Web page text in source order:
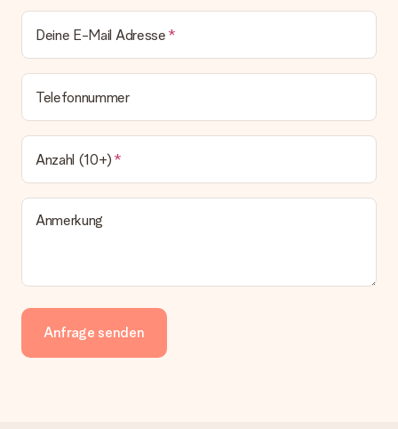
Deine E-Mail Adresse
Telefonnummer
Anzahl (10+)
Anmerkung
Anfrage senden